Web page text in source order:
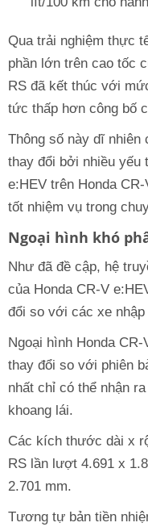
Qua trải nghiệm thực
phần lớn trên cao tốc
RS đã kết thúc với
tức thấp hơn công bố
Thông số này dĩ nhiên
thay đổi bởi nhiều yếu
e:HEV trên Honda
tốt nhiệm vụ trong
Ngoại hình khó
Như đã đề cập, hệ
của Honda CR-V
đổi so với các xe
Ngoại hình Honda
thay đổi so với phiên
nhất chỉ có thể nhận
khoang lái.
Các kích thước dài x
RS lần lượt 4.691 x
2.701 mm.
Tương tự bản tiền